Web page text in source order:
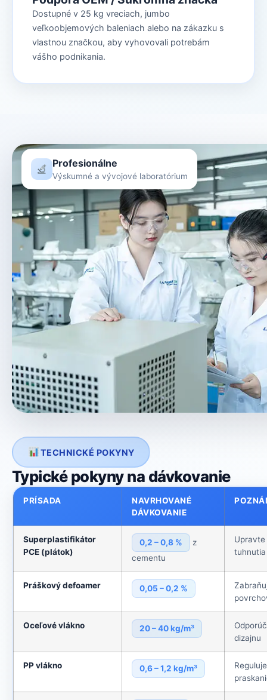
Dostupné v 25 kg vreciach, jumbo
veľkoobjemových baleniach alebo na zákazku s
vlastnou značkou, aby vyhovovali potrebám
vášho podnikania.
Profesionálne
Výskumné a vývojové laboratórium
TECHNICKÉ POKYNY
Typické pokyny na dávkovanie
PRÍSADA
NAVRHOVANÉ
DÁVKOVANIE
Superplastifikátor
PCE (plátok)
0,2 – 0,8 %
z
cementu
tuhnutia
Práškový defoamer 0,05 – 0,2 %
Oceľové vlákno 20 – 40 kg/m³
dizajnu
PP vlákno 0,6 – 1,2 kg/m³